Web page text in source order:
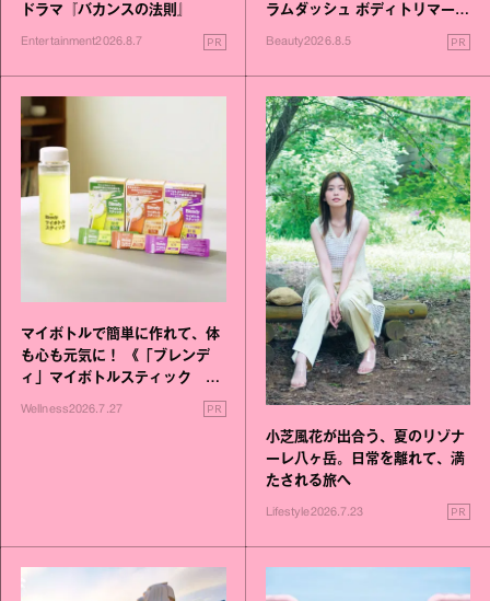
ドラマ『バカンスの法則』
Entertainment2026.8.7 PR
ラムダッシュ ボディトリマーが
Beauty2026.8.5 PR
マイボトルで簡単に作れて、体
も心も元気に！ 《「ブレンデ
ィ」マイボトルスティック い
いこと毎日》シリーズが誕生
Wellness2026.7.27 PR
小芝風花が出合う、夏のリゾナ
ーレ八ヶ岳。日常を離れて、満
たされる旅へ
Lifestyle2026.7.23 PR